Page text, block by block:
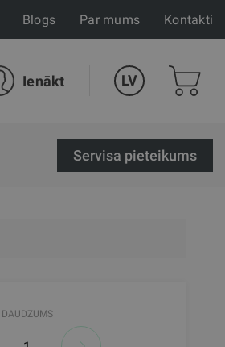
Blogs Par mums Kontakti
Ienākt LV
Servisa pieteikums
DAUDZUMS